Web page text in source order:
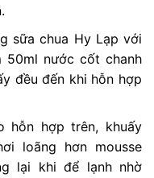
sữa chua Hy Lạp với
50ml nước cốt chanh
đều đến khi hỗn hợp
hỗn hợp trên, khuấy
loãng hơn mousse
lại khi để lạnh nhờ